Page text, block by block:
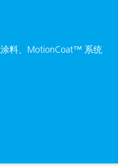
料、MotionCoat™ 系统